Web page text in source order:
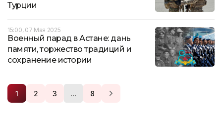
Турции
15:00, 07 Мая 2025
Военный парад в Астане: дань
памяти, торжество традиций и
сохранение истории
1 2 3 … 8